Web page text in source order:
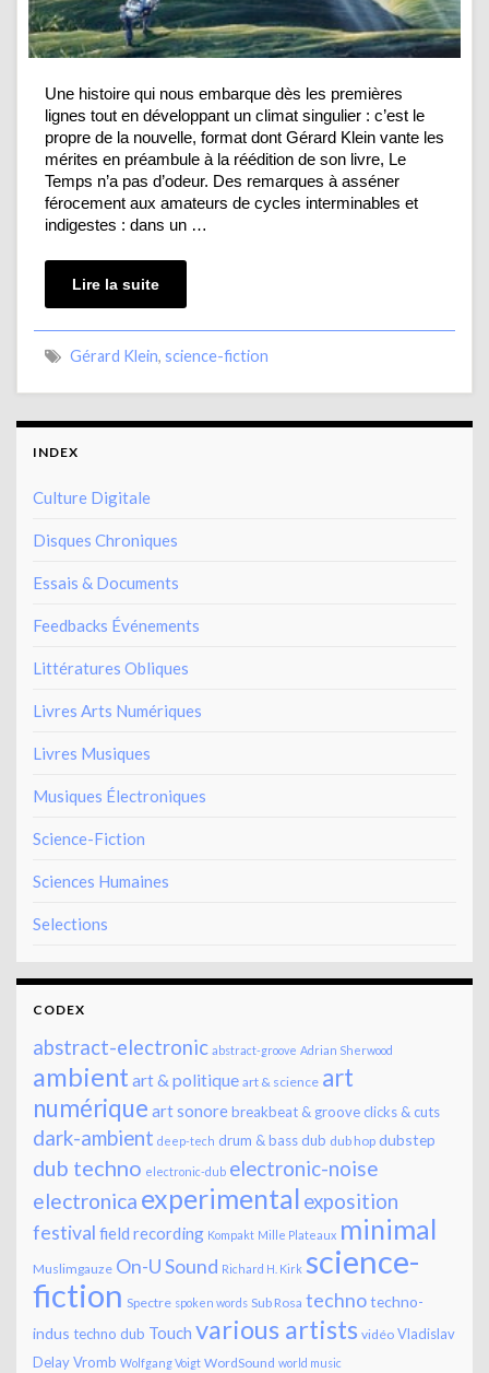
Une histoire qui nous embarque dès les premières
lignes tout en développant un climat singulier : c’est le
propre de la nouvelle, format dont Gérard Klein vante les
mérites en préambule à la réédition de son livre, Le
Temps n’a pas d’odeur. Des remarques à asséner
férocement aux amateurs de cycles interminables et
indigestes : dans un …
Lire la suite
Gérard Klein, science-fiction
INDEX
Culture Digitale
Disques Chroniques
Essais & Documents
Feedbacks Événements
Littératures Obliques
Livres Arts Numériques
Livres Musiques
Musiques Électroniques
Science-Fiction
Sciences Humaines
Selections
CODEX
abstract-electronic abstract-groove Adrian Sherwood
ambient art & politique art & science art
numérique art sonorebreakbeat & groove clicks & cuts
dark-ambient deep-tech drum & bass dub dub hop dubstep
dub techno electronic-dub electronic-noise
electronica experimental exposition
festival field recording Kompakt Mille Plateaux minimal
Muslimgauze On-U Sound Richard H. Kirk science-
fiction Spectre spoken words Sub Rosa technotechno-
indus techno dub Touch various artists vidéo Vladislav
DelayVromb Wolfgang Voigt WordSound world music